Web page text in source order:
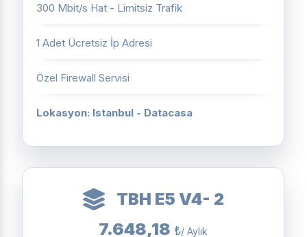
300 Mbit/s Hat - Limitsiz Trafik
1 Adet Ücretsiz İp Adresi
Özel Firewall Servisi
Lokasyon: Istanbul - Datacasa
TBH E5 V4- 2
7.648,18 ₺/ Aylık